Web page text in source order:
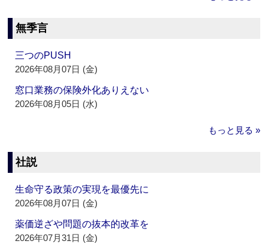
無季言
三つのPUSH
2026年08月07日 (金)
窓口業務の保険外化ありえない
2026年08月05日 (水)
もっと見る »
社説
生命守る政策の実現を最優先に
2026年08月07日 (金)
薬価逆ざや問題の抜本的改革を
2026年07月31日 (金)